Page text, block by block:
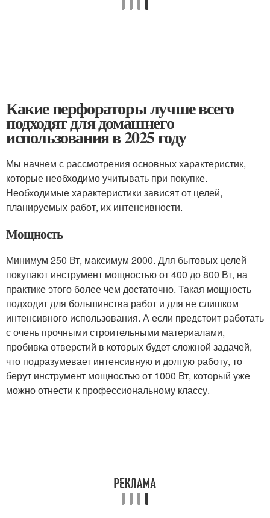
Какие перфораторы лучше всего
подходят для домашнего
использования в 2025 году
Мы начнем с рассмотрения основных характеристик,
которые необходимо учитывать при покупке.
Необходимые характеристики зависят от целей,
планируемых работ, их интенсивности.
Мощность
Минимум 250 Вт, максимум 2000. Для бытовых целей
покупают инструмент мощностью от 400 до 800 Вт, на
практике этого более чем достаточно. Такая мощность
подходит для большинства работ и для не слишком
интенсивного использования. А если предстоит работать
с очень прочными строительными материалами,
пробивка отверстий в которых будет сложной задачей,
что подразумевает интенсивную и долгую работу, то
берут инструмент мощностью от 1000 Вт, который уже
можно отнести к профессиональному классу.